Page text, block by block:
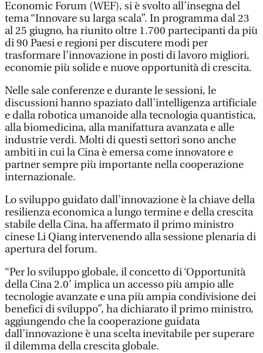
Economic Forum (WEF), si è svolto all’insegna del
tema “Innovare su larga scala”. In programma dal 23
al 25 giugno, ha riunito oltre 1.700 partecipanti da più
di 90 Paesi e regioni per discutere modi per
trasformare l’innovazione in posti di lavoro migliori,
economie più solide e nuove opportunità di crescita.
Nelle sale conferenze e durante le sessioni, le
discussioni hanno spaziato dall’intelligenza artificiale
e dalla robotica umanoide alla tecnologia quantistica,
alla biomedicina, alla manifattura avanzata e alle
industrie verdi. Molti di questi settori sono anche
ambiti in cui la Cina è emersa come innovatore e
partner sempre più importante nella cooperazione
internazionale.
Lo sviluppo guidato dall’innovazione è la chiave della
resilienza economica a lungo termine e della crescita
stabile della Cina, ha affermato il primo ministro
cinese Li Qiang intervenendo alla sessione plenaria di
apertura del forum.
“Per lo sviluppo globale, il concetto di ‘Opportunità
della Cina 2.0’ implica un accesso più ampio alle
tecnologie avanzate e una più ampia condivisione dei
benefici di sviluppo”, ha dichiarato il primo ministro,
aggiungendo che la cooperazione guidata
dall’innovazione è una scelta inevitabile per superare
il dilemma della crescita globale.